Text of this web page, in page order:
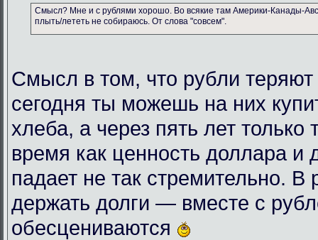
Смысл? Мне и с рублями хорошо. Во всякие там Америки-Канады-
плыть/лететь не собираюсь. От слова "совсем".
Смысл в том, что рубли теряют
сегодня ты можешь на них
хлеба, а через пять лет только
время как ценность доллара и
падает не так стремительно. В
держать долги — вместе с
обесцениваются